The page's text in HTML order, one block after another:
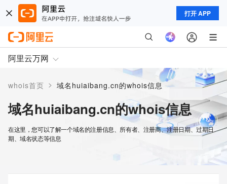
打开 APP
阿里云万网
whois首页 > 域名huiaibang.cn的whois信息
域名huiaibang.cn的whois信息
在这里，您可以了解一个域名的注册信息、所有者、注册商、注册日期、过期日
期、域名状态等信息